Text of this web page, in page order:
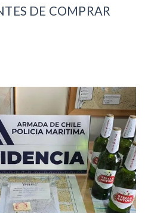
DE COMPRAR